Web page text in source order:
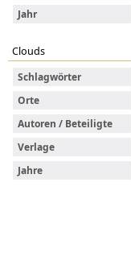
Jahr
Clouds
Schlagwörter
Orte
Autoren / Beteiligte
Verlage
Jahre